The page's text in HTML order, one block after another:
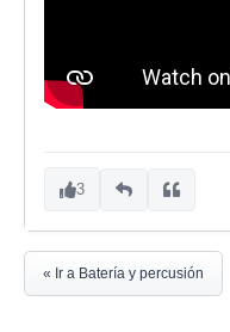
3
« Ir a Batería y percusión